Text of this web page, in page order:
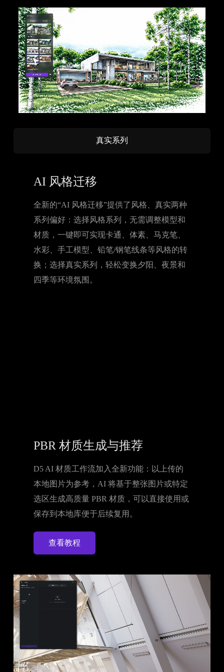
真实系列
AI 风格迁移
全新的“AI 风格迁移”提供了风格、真实两种
系列偏好：选择风格系列，无需调整模型和
材质，一键即可实现卡通、体素、马克笔、
水彩、手工模型、铅笔/钢笔线条等风格的转
换；选择真实系列，轻松变换夕阳、夜景和
四季等环境氛围。
PBR 材质生成与推荐
D5 AI 材质工作流加入全新功能：以上传的
本地图片为参考，AI 将基于整张图片或特定
选区生成高质量 PBR 材质，可以直接使用或
保存到本地库便于后续复用。
查看教程